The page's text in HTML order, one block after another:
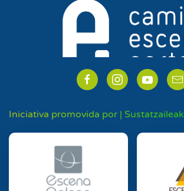
Iniciativa promovida por | Sustatzaileak